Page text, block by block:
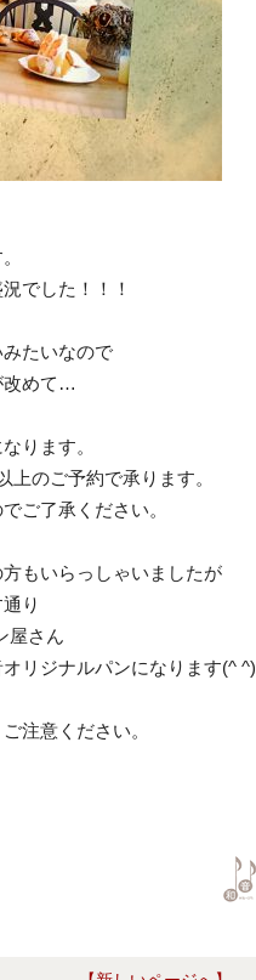
でした！！！
たいなので
改めて…
ります。
上のご予約で承ります。
ご了承ください。
もいらっしゃいましたが
り
屋さん
リジナルパンになります(^ ^)
注意ください。